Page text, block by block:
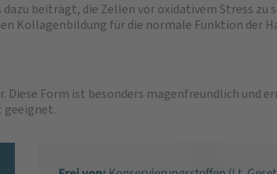
beiträgt, die Zellen vor oxidativem Stress zu
Kollagenbildung für die normale Funktion der
Form ist besonders magenfreundlich und
geeignet.